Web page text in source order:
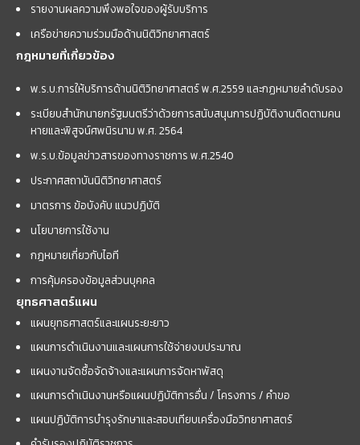
รายงานผลความพึงพอใจของผู้รับบริการ
เครือข่ายความร่วมมือด้านนิติวิทยาศาสตร์
กฎหมายที่เกี่ยวข้อง
พ.ร.บ.การให้บริการด้านนิติวิทยาศาสตร์ พ.ศ.2559 และกฏหมายลำดับรอง
ระเบียบสำนักนายกรัฐมนตรีว่าด้วยการสนับสนุนการปฏิบัติงานติดตามคน
หายและพิสูจน์ศพนิรนาม พ.ศ. 2564
พ.ร.บ.ข้อมูลข่าวสารของทางราชการ พ.ศ.2540
ประกาศสถาบันนิติวิทยาศาสตร์
มาตรการ ข้อบังคับ แนวปฏิบัติ
นโยบายการใช้งาน
กฎหมายเกี่ยวกับไอที
การคุ้มครองข้อมูลส่วนบุคคล
ยุทธศาสตร์แผน
แผนยุทธศาสตร์และแผนระยะยาว
แผนการดำเนินงานและแผนการใช้จ่ายงบประมาณ
แผนงานจัดซื้อจัดจ้างและแผนการจัดหาพัสดุ
แผนการดำเนินงานหรือแผนปฏิบัติการอื่น / โครงการ / คำขอ
แผนปฏิบัติการบำรุงรักษาและสอบเทียบเครื่องมือวิทยาศาสตร์